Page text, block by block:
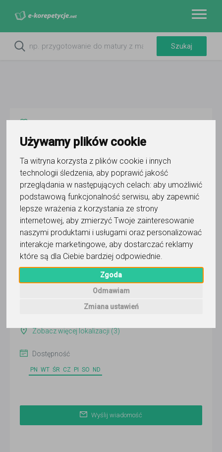
Używamy plików cookie
Ta witryna korzysta z plików cookie i innych
technologii śledzenia, aby poprawić jakość
przeglądania w następujących celach: aby umożliwić
podstawową funkcjonalność serwisu, aby zapewnić
lepsze wrażenia z korzystania ze strony
internetowej, aby zmierzyć Twoje zainteresowanie
naszymi produktami i usługami oraz personalizować
interakcje marketingowe, aby dostarczać reklamy
które są dla Ciebie bardziej odpowiednie.
Zgoda
Odmawiam
Zmiana ustawień
Balbina Surma
Wyślij wiadomość
Ostatnia aktywność:
6 dni temu
Zobacz więcej lokalizacji (3)
Dostępność
PN WT ŚR CZ PI SO ND
Wyślij wiadomość